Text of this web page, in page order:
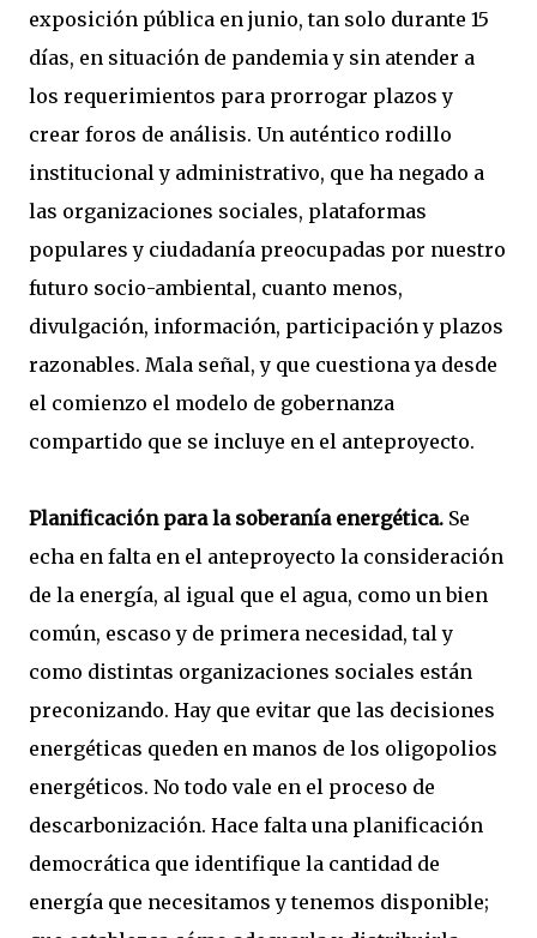
exposición pública en junio, tan solo durante 15
días, en situación de pandemia y sin atender a
los requerimientos para prorrogar plazos y
crear foros de análisis. Un auténtico rodillo
institucional y administrativo, que ha negado a
las organizaciones sociales, plataformas
populares y ciudadanía preocupadas por nuestro
futuro socio-ambiental, cuanto menos,
divulgación, información, participación y plazos
razonables. Mala señal, y que cuestiona ya desde
el comienzo el modelo de gobernanza
compartido que se incluye en el anteproyecto.
Planificación para la soberanía energética. Se
echa en falta en el anteproyecto la consideración
de la energía, al igual que el agua, como un bien
común, escaso y de primera necesidad, tal y
como distintas organizaciones sociales están
preconizando. Hay que evitar que las decisiones
energéticas queden en manos de los oligopolios
energéticos. No todo vale en el proceso de
descarbonización. Hace falta una planificación
democrática que identifique la cantidad de
energía que necesitamos y tenemos disponible;